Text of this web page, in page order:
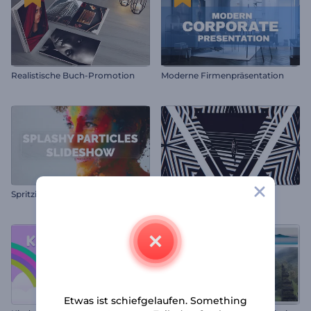
Realistische Buch-Promotion Moderne Firmenpräsentation
Spritzige Partikel-Slideshow
Etwas ist schiefgelaufen. Something